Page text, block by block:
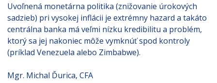
Uvoľnená monetárna politika (znižovanie úrokových
sadzieb) pri vysokej inflácii je extrémny hazard a takáto
centrálna banka má veľmi nízku kredibilitu a problém,
ktorý sa jej nakoniec môže vymknúť spod kontroly
(príklad Venezuela alebo Zimbabwe).
Mgr. Michal Ďurica, CFA